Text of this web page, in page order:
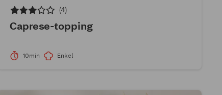
(4)
Caprese-topping
10min Enkel